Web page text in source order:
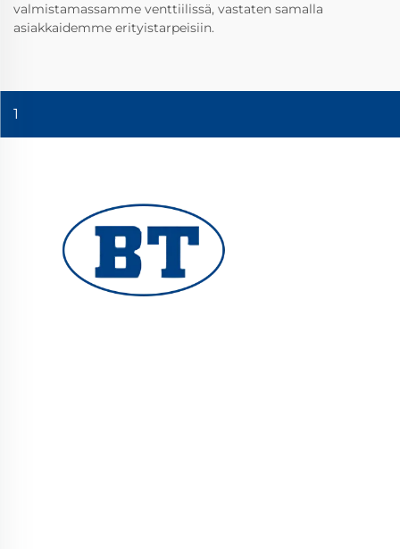
valmistamassamme venttiilissä, vastaten samalla
asiakkaidemme erityistarpeisiin.
1